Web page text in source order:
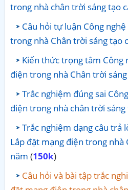
trong nhà chân trời sáng tạo
Câu hỏi tự luận Công
trong nhà Chân trời sáng tạo
Kiến thức trọng tâm Công
điện trong nhà Chân trời
Trắc nghiệm đúng sai
điện trong nhà chân trời sáng
Trắc nghiệm dạng câu trả
Lắp đặt mạng điện trong nhà
năm (150k)
Câu hỏi và bài tập trắc